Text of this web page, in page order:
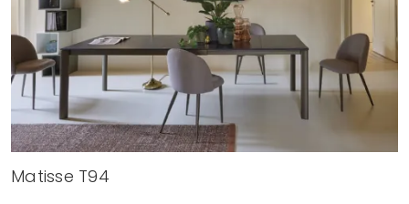
Matisse T94